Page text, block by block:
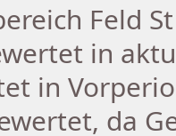
Feld
in
in
da